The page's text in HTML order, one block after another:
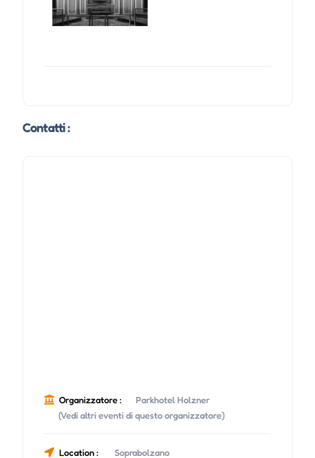
Contatti :
Organizzatore :
Parkhotel Holzner
(Vedi altri eventi di questo organizzatore)
Location : Soprabolzano